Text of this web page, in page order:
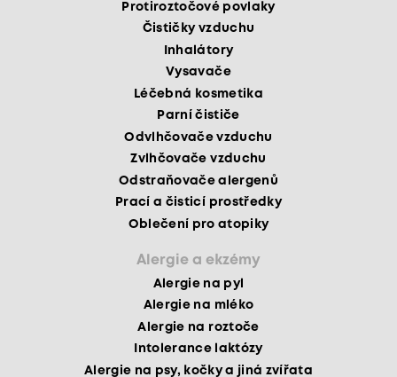
Protiroztočové povlaky
Čističky vzduchu
Inhalátory
Vysavače
Léčebná kosmetika
Parní čističe
Odvlhčovače vzduchu
Zvlhčovače vzduchu
Odstraňovače alergenů
Prací a čisticí prostředky
Oblečení pro atopiky
Alergie a ekzémy
Alergie na pyl
Alergie na mléko
Alergie na roztoče
Intolerance laktózy
Alergie na psy, kočky a jiná zvířata